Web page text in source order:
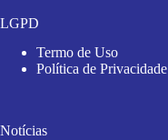
LGPD
Termo de Uso
Política de Privacidade
Notícias